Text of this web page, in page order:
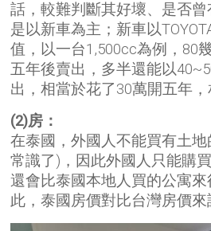
話，較難判斷其好壞、是否
是以新車為主；新車以
值，以一台1,500cc為例，80
五年後賣出，多半還能以
出，相當於花了30萬開五年，
(2)房：
在泰國，外國人不能買有土
常識了)，因此外國人只能購
還會比泰國本地人買的公寓
此，泰國房價對比台灣房價來